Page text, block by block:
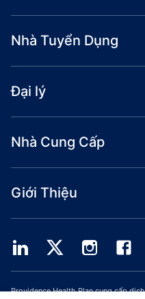
Nhà Tuyển Dụng
Đại lý
Nhà Cung Cấp
Giới Thiệu
Providence Health Plan cung cấp